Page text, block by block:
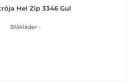
Hel Zip 3346 Gul
Blåkläder -